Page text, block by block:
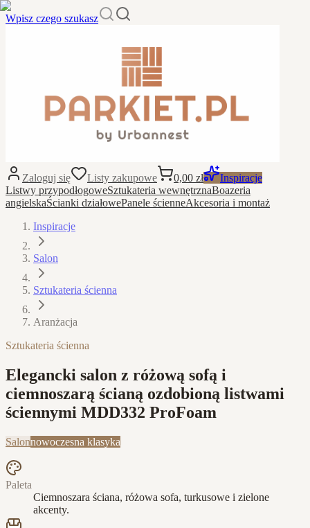
Wpisz czego szukasz
Zaloguj się Listy zakupowe 0,00 zł
Inspiracje
Listwy przypodłogoweSztukateria wewnętrznaBoazeria
angielskaŚcianki działowePanele ścienneAkcesoria i montaż
Inspiracje
Salon
Sztukateria ścienna
Aranżacja
Sztukateria ścienna
Elegancki salon z różową sofą i
ciemnoszarą ścianą ozdobioną listwami
ściennymi MDD332 ProFoam
Salonnowoczesna klasyka
Paleta
Ciemnoszara ściana, różowa sofa, turkusowe i zielone
akcenty.